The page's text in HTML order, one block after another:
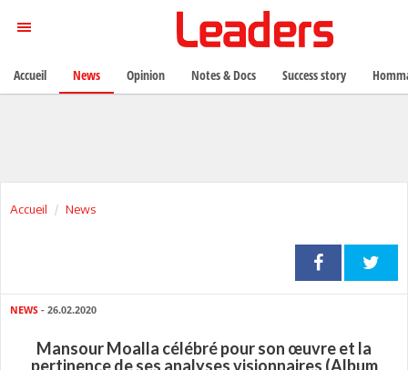
Accueil News
NEWS - 26.02.2020
Mansour Moalla célébré pour son œuvre et la
pertinence de ses analyses visionnaires (Album
Accueil News Opinion Notes & Docs Success story